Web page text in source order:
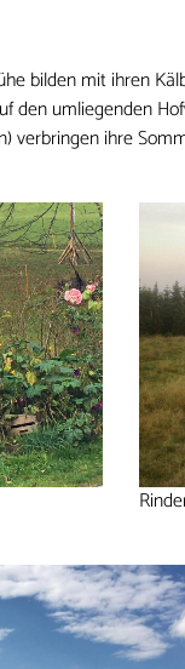
bilden mit ihren
den umliegenden
verbringen ihre